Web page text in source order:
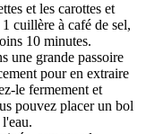
et les carottes et
cuillère à café de sel,
10 minutes.
une grande passoire
pour en extraire
le fermement et
pouvez placer un bol